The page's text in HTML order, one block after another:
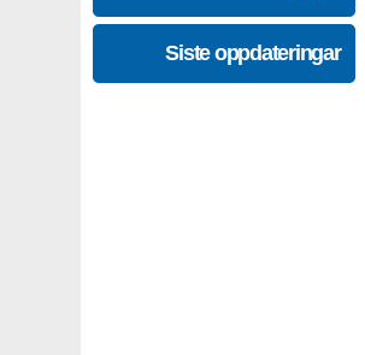
Siste oppdateringar